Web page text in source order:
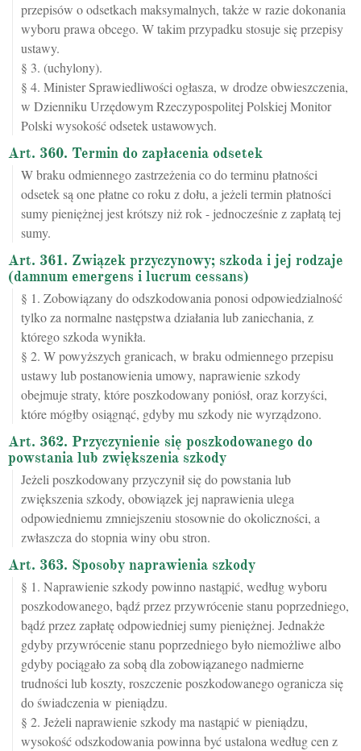
przepisów o odsetkach maksymalnych, także w razie dokonania
wyboru prawa obcego. W takim przypadku stosuje się przepisy
ustawy.
§ 3. (uchylony).
§ 4. Minister Sprawiedliwości ogłasza, w drodze obwieszczenia,
w Dzienniku Urzędowym Rzeczypospolitej Polskiej Monitor
Polski wysokość odsetek ustawowych.
Art. 360. Termin do zapłacenia odsetek
W braku odmiennego zastrzeżenia co do terminu płatności
odsetek są one płatne co roku z dołu, a jeżeli termin płatności
sumy pieniężnej jest krótszy niż rok - jednocześnie z zapłatą tej
sumy.
Art. 361. Związek przyczynowy; szkoda i jej rodzaje
(damnum emergens i lucrum cessans)
§ 1. Zobowiązany do odszkodowania ponosi odpowiedzialność
tylko za normalne następstwa działania lub zaniechania, z
którego szkoda wynikła.
§ 2. W powyższych granicach, w braku odmiennego przepisu
ustawy lub postanowienia umowy, naprawienie szkody
obejmuje straty, które poszkodowany poniósł, oraz korzyści,
które mógłby osiągnąć, gdyby mu szkody nie wyrządzono.
Art. 362. Przyczynienie się poszkodowanego do
powstania lub zwiększenia szkody
Jeżeli poszkodowany przyczynił się do powstania lub
zwiększenia szkody, obowiązek jej naprawienia ulega
odpowiedniemu zmniejszeniu stosownie do okoliczności, a
zwłaszcza do stopnia winy obu stron.
Art. 363. Sposoby naprawienia szkody
§ 1. Naprawienie szkody powinno nastąpić, według wyboru
poszkodowanego, bądź przez przywrócenie stanu poprzedniego,
bądź przez zapłatę odpowiedniej sumy pieniężnej. Jednakże
gdyby przywrócenie stanu poprzedniego było niemożliwe albo
gdyby pociągało za sobą dla zobowiązanego nadmierne
trudności lub koszty, roszczenie poszkodowanego ogranicza się
do świadczenia w pieniądzu.
§ 2. Jeżeli naprawienie szkody ma nastąpić w pieniądzu,
wysokość odszkodowania powinna być ustalona według cen z